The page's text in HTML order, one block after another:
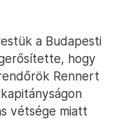
a Budapesti
hogy
Rennert
vétsége miatt